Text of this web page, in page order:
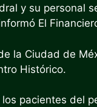
y su personal
El
la Ciudad de
Histórico.
pacientes del